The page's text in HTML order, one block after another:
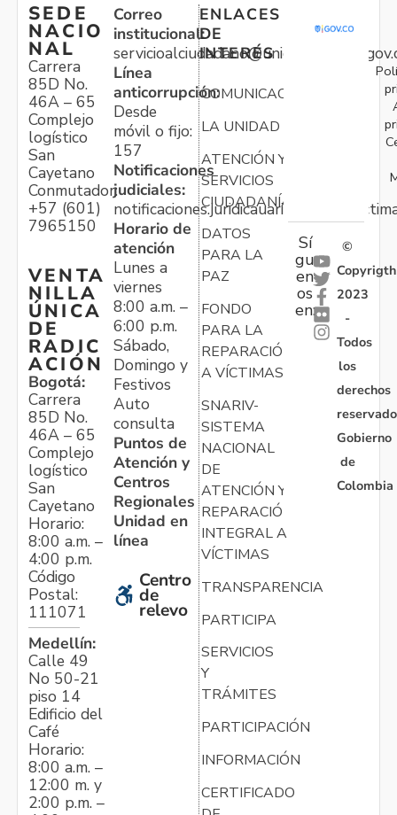
SEDE
NACIO
NAL
Carrera
85D No.
46A – 65
Complejo
logístico
San
Cayetano
Conmutador:
+57 (601)
7965150
VENTA
NILLA
ÚNICA
DE
RADIC
ACIÓN
Bogotá:
Carrera
85D No.
46A – 65
Complejo
logístico
San
Cayetano
Horario:
8:00 a.m. –
4:00 p.m.
Código
Postal:
111071
Medellín:
Calle 49
No 50-21
piso 14
Edificio del
Café
Horario:
8:00 a.m. –
12:00 m. y
2:00 p.m. –
Correo
institucional:
Línea
anticorrupción:
Desde
móvil o fijo:
157
Notificaciones
judiciales:
Horario de
atención
Lunes a
viernes
8:00 a.m. –
6:00 p.m.
Sábado,
Domingo y
Festivos
Auto
consulta
Puntos de
Atención y
Centros
Regionales
Unidad en
línea
Centro
de
relevo
ENLACES
DE
INTERÉS
COMUNICACIONES
LA UNIDAD
ATENCIÓN Y
SERVICIOS
CIUDADANÍA
DATOS
PARA LA
PAZ
FONDO
PARA LA
REPARACIÓN
A VÍCTIMAS
SNARIV-
SISTEMA
NACIONAL
DE
ATENCIÓN Y
REPARACIÓN
INTEGRAL A
VÍCTIMAS
TRANSPARENCIA
PARTICIPA
SERVICIOS
Y
TRÁMITES
PARTICIPACIÓN
INFORMACIÓN
CERTIFICADO
Sí
gu
en
os
en:
©
Copyrigth
2023
-
Todos
los
derechos
Gobierno
de
Colombia